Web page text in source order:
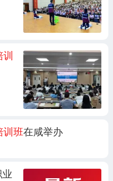
训
训班在咸举办